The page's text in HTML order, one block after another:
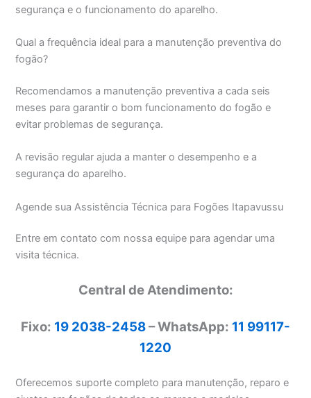
segurança e o funcionamento do aparelho.
Qual a frequência ideal para a manutenção preventiva do
fogão?
Recomendamos a manutenção preventiva a cada seis
meses para garantir o bom funcionamento do fogão e
evitar problemas de segurança.
A revisão regular ajuda a manter o desempenho e a
segurança do aparelho.
Agende sua Assistência Técnica para Fogões Itapavussu
Entre em contato com nossa equipe para agendar uma
visita técnica.
Central de Atendimento:
Fixo: 19 2038-2458– WhatsApp: 11 99117-
1220
Oferecemos suporte completo para manutenção, reparo e